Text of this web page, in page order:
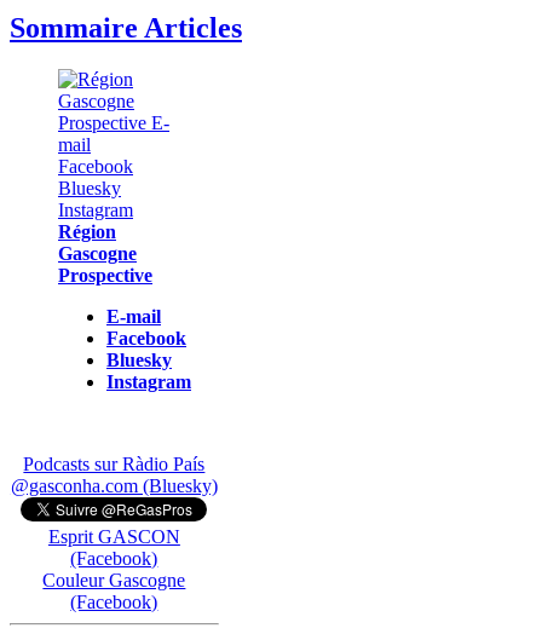
Sommaire Articles
Région
Gascogne
Prospective
E-mail
Facebook
Bluesky
Instagram
Podcasts sur Ràdio País
@gasconha.com (Bluesky)
Esprit GASCON
(Facebook)
Couleur Gascogne
(Facebook)